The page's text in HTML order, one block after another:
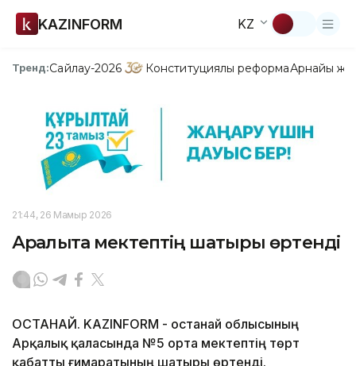
KAZINFORM KZ
Тренд:Сайлау-2026 Конституциялық реформаАрнайы
21:44, 26 Мамыр 2026
Арқалықта мектептің шатыры өртенді
ҚОСТАНАЙ. KAZINFORM - Қостанай облысының
Арқалық қаласында №5 орта мектептің төрт
қабатты ғимаратының шатыры өртенді.